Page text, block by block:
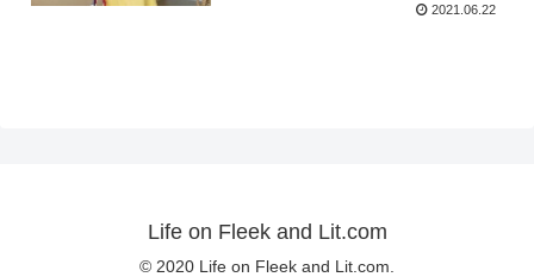
2021.06.22
Life on Fleek and Lit.com
© 2020 Life on Fleek and Lit.com.